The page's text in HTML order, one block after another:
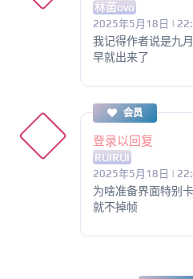
林菌ovo
2025年5月18日 |
我记得作者说是九
早就出来了
会员
登录以回复
RUIRUI
2025年5月18日 |
为啥准备界面特别
就不掉帧